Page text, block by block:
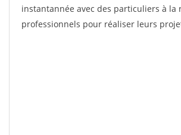
instantannée avec des particuliers à la
professionnels pour réaliser leurs